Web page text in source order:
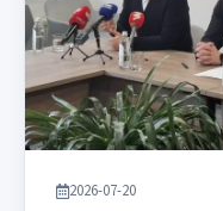
2026-07-20